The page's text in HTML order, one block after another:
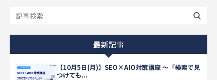
最新記事
【10月5日(月)】SEO×AIO対策講座 ～「検索で見
つけても...